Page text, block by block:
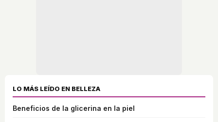
LO MÁS LEÍDO EN BELLEZA
Beneficios de la glicerina en la piel